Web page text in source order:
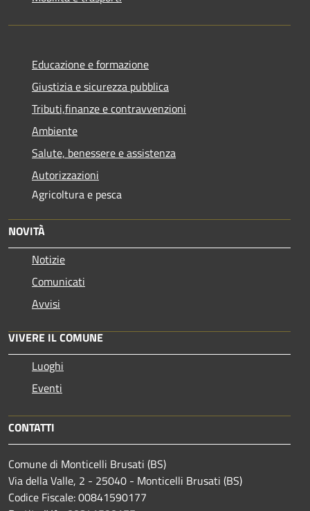
Educazione e formazione
Giustizia e sicurezza pubblica
Tributi,finanze e contravvenzioni
Ambiente
Salute, benessere e assistenza
Autorizzazioni
Agricoltura e pesca
NOVITÀ
Notizie
Comunicati
Avvisi
VIVERE IL COMUNE
Luoghi
Eventi
CONTATTI
Comune di Monticelli Brusati (BS)
Via della Valle, 2 - 25040 - Monticelli Brusati (BS)
Codice Fiscale: 00841590177